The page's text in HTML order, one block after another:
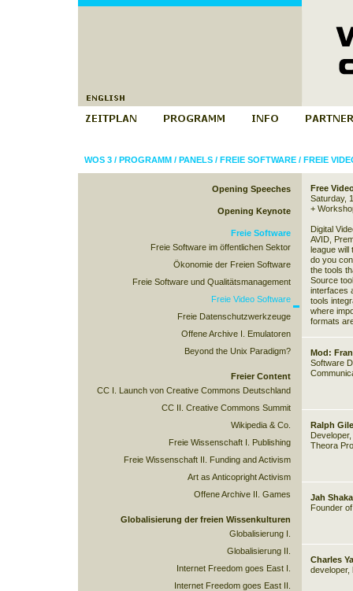
WOS 3/ PROGRAMM/ PANELS/ FREIE SOFTWARE/ FREIE
Opening Speeches
Opening Keynote
Freie Software
Freie Software im öffentlichen Sektor
Ökonomie der Freien Software
Freie Software und Qualitätsmanagement
Freie Video Software
Freie Datenschutzwerkzeuge
Offene Archive I. Emulatoren
Beyond the Unix Paradigm?
Freier Content
CC I. Launch von Creative Commons Deutschland
CC II. Creative Commons Summit
Wikipedia & Co.
Freie Wissenschaft I. Publishing
Freie Wissenschaft II. Funding and Activism
Art as Anticopright Activism
Offene Archive II. Games
Globalisierung der freien Wissenkulturen
Globalisierung I.
Globalisierung II.
Internet Freedom goes East I.
Internet Freedom goes East II.
Free
Saturday,
+
Digital
AVID,
league will
do you
the tools
Source
interfaces
tools
where
formats
Mod:
Software
Ralph
Theora
Jah Shaka
Founder
Charles
developer,